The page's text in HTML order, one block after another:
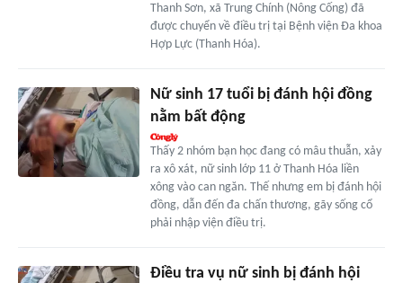
Thanh Sơn, xã Trung Chính (Nông Cống) đã
được chuyển về điều trị tại Bệnh viện Đa khoa
Hợp Lực (Thanh Hóa).
Nữ sinh 17 tuổi bị đánh hội đồng
nằm bất động
Thấy 2 nhóm bạn học đang có mâu thuẫn, xảy
ra xô xát, nữ sinh lớp 11 ở Thanh Hóa liền
xông vào can ngăn. Thế nhưng em bị đánh hội
đồng, dẫn đến đa chấn thương, gãy sống cổ
phải nhập viện điều trị.
Điều tra vụ nữ sinh bị đánh hội